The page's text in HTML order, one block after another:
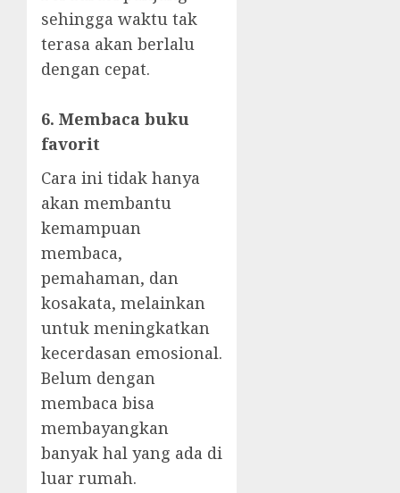
sehingga waktu tak
terasa akan berlalu
dengan cepat.
6. Membaca buku
favorit
Cara ini tidak hanya
akan membantu
kemampuan
membaca,
pemahaman, dan
kosakata, melainkan
untuk meningkatkan
kecerdasan emosional.
Belum dengan
membaca bisa
membayangkan
banyak hal yang ada di
luar rumah.